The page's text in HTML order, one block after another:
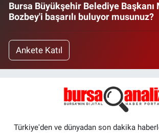
Bursa Büyükşehir Belediye Başkanı
Bozbey'i başarılı buluyor musunuz?
Ankete Katıl
Türkiye'den ve dünyadan son dakika